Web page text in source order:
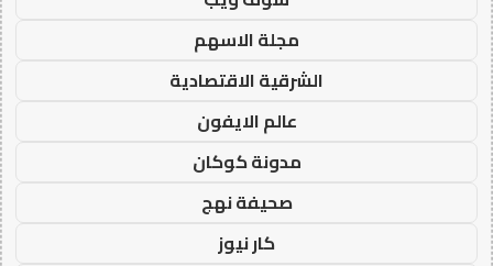
مجلة الاسهم
الشرقية الاقتصادية
عالم الايفون
مدونة كوكان
صحيفة نهج
كار نيوز